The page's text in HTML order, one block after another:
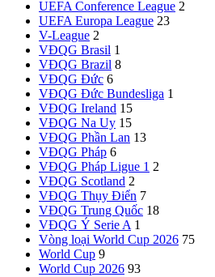
UEFA Conference League 2
UEFA Europa League 23
V-League 2
VĐQG Brasil 1
VĐQG Brazil 8
VĐQG Đức 6
VĐQG Đức Bundesliga 1
VĐQG Ireland 15
VĐQG Na Uy 15
VĐQG Phần Lan 13
VĐQG Pháp 6
VĐQG Pháp Ligue 1 2
VĐQG Scotland 2
VĐQG Thụy Điển 7
VĐQG Trung Quốc 18
VĐQG Ý Serie A 1
Vòng loại World Cup 2026 75
World Cup 9
World Cup 2026 93